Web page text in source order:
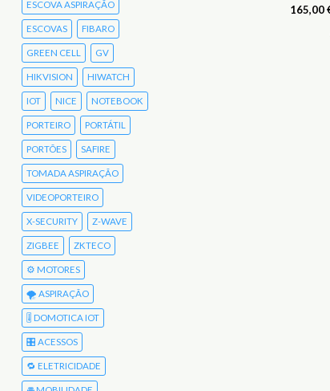
ESCOVA ASPIRAÇÃO
ESCOVAS FIBARO
GREEN CELL GV
HIKVISION HIWATCH
IOT NICE NOTEBOOK
PORTEIRO PORTÁTIL
PORTÕES SAFIRE
TOMADA ASPIRAÇÃO
VIDEOPORTEIRO
X-SECURITY Z-WAVE
ZIGBEE ZKTECO
⚙️ MOTORES
🌪️ ASPIRAÇÃO
🎚️ DOMOTICA IOT
🎛️ ACESSOS
🔁 ELETRICIDADE
165,00
210,00€ (S/Iva)258,30€ (C/Iva)
ADICIONAR